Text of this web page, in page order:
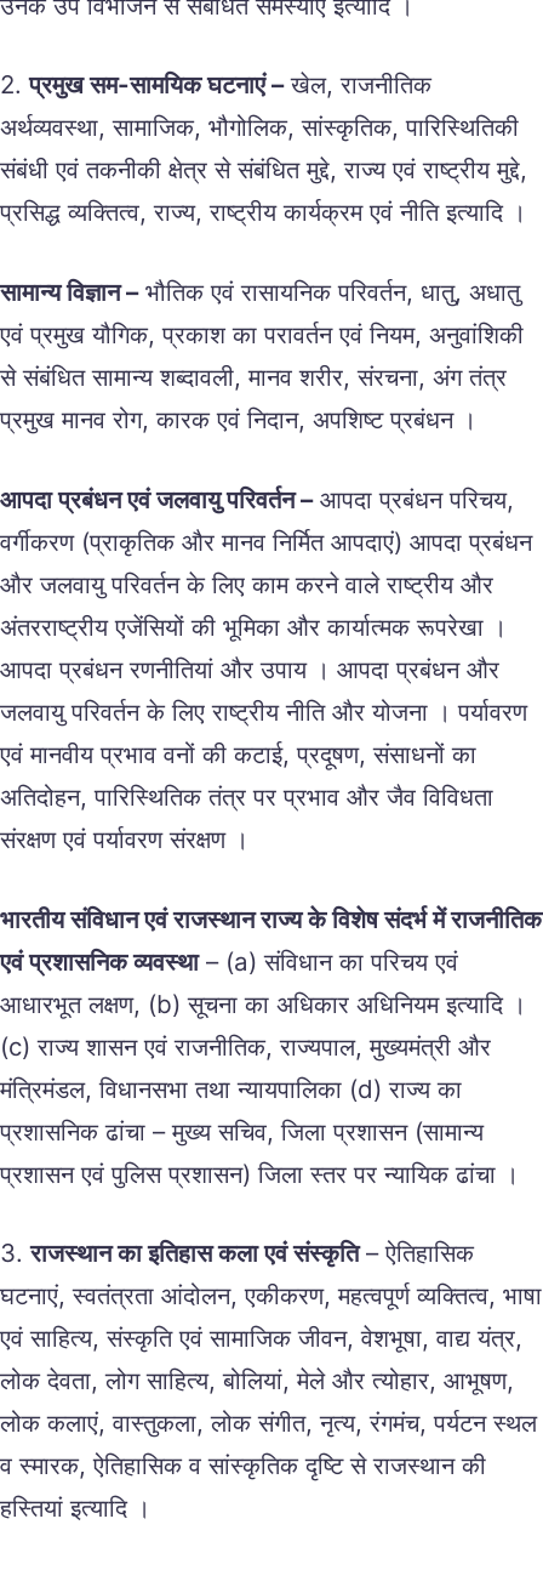
2.प्रमुख सम-सामयिक घटनाएं –खेल, राजनीतिक
अर्थव्यवस्था, सामाजिक, भौगोलिक, सांस्कृतिक, पारिस्थितिकी
संबंधी एवं तकनीकी क्षेत्र से संबंधित मुद्दे, राज्य एवं राष्ट्रीय मुद्दे,
प्रसिद्ध व्यक्तित्व, राज्य, राष्ट्रीय कार्यक्रम एवं नीति इत्यादि ।
सामान्य विज्ञान –भौतिक एवं रासायनिक परिवर्तन, धातु, अधातु
एवं प्रमुख यौगिक, प्रकाश का परावर्तन एवं नियम, अनुवांशिकी
से संबंधित सामान्य शब्दावली, मानव शरीर, संरचना, अंग तंत्र
प्रमुख मानव रोग, कारक एवं निदान, अपशिष्ट प्रबंधन ।
आपदा प्रबंधन एवं जलवायु परिवर्तन –आपदा प्रबंधन परिचय,
वर्गीकरण (प्राकृतिक और मानव निर्मित आपदाएं) आपदा प्रबंधन
और जलवायु परिवर्तन के लिए काम करने वाले राष्ट्रीय और
अंतरराष्ट्रीय एजेंसियों की भूमिका और कार्यात्मक रूपरेखा ।
आपदा प्रबंधन रणनीतियां और उपाय । आपदा प्रबंधन और
जलवायु परिवर्तन के लिए राष्ट्रीय नीति और योजना । पर्यावरण
एवं मानवीय प्रभाव वनों की कटाई, प्रदूषण, संसाधनों का
अतिदोहन, पारिस्थितिक तंत्र पर प्रभाव और जैव विविधता
संरक्षण एवं पर्यावरण संरक्षण ।
भारतीय संविधान एवं राजस्थान राज्य के विशेष संदर्भ में राजनीतिक
एवं प्रशासनिक व्यवस्था– (a) संविधान का परिचय एवं
आधारभूत लक्षण, (b) सूचना का अधिकार अधिनियम इत्यादि ।
(c) राज्य शासन एवं राजनीतिक, राज्यपाल, मुख्यमंत्री और
मंत्रिमंडल, विधानसभा तथा न्यायपालिका (d) राज्य का
प्रशासनिक ढांचा – मुख्य सचिव, जिला प्रशासन (सामान्य
प्रशासन एवं पुलिस प्रशासन) जिला स्तर पर न्यायिक ढांचा ।
3.राजस्थान का इतिहास कला एवं संस्कृति– ऐतिहासिक
घटनाएं, स्वतंत्रता आंदोलन, एकीकरण, महत्वपूर्ण व्यक्तित्व, भाषा
एवं साहित्य, संस्कृति एवं सामाजिक जीवन, वेशभूषा, वाद्य यंत्र,
लोक देवता, लोग साहित्य, बोलियां, मेले और त्योहार, आभूषण,
लोक कलाएं, वास्तुकला, लोक संगीत, नृत्य, रंगमंच, पर्यटन स्थल
व स्मारक, ऐतिहासिक व सांस्कृतिक दृष्टि से राजस्थान की
हस्तियां इत्यादि ।